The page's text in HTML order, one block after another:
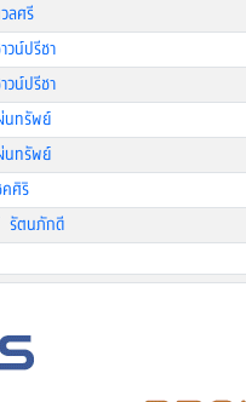
ลศรี
น์ปรีชา
น์ปรีชา
ทรัพย์
ทรัพย์
ศิริ
รัตนภักดี